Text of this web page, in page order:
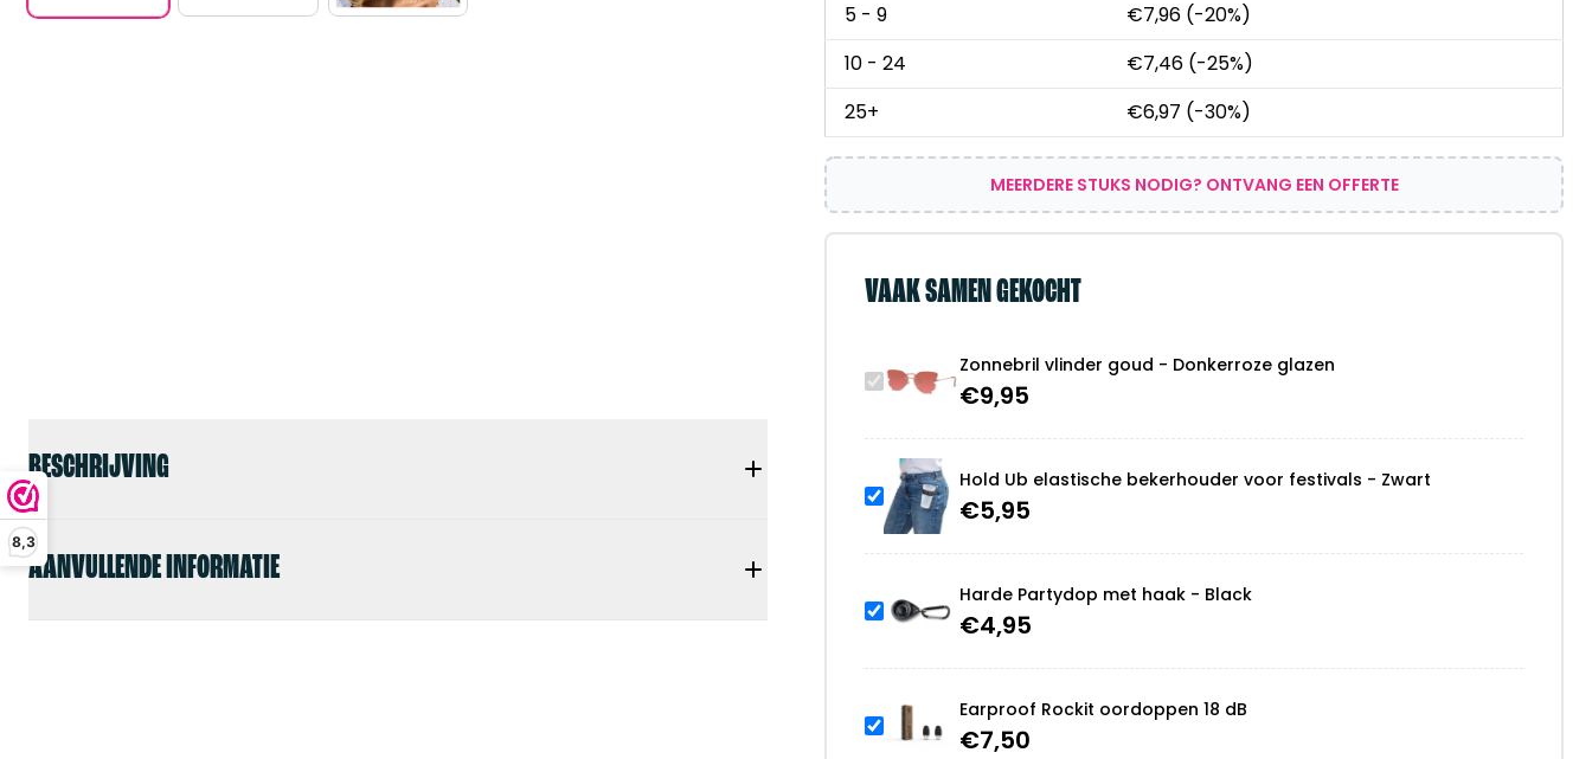
8,3
BESCHRIJVING
AANVULLENDE INFORMATIE
5 - 9
€7,96 (-20%)
10 - 24
€7,46 (-25%)
25+
€6,97 (-30%)
MEERDERE STUKS NODIG? ONTVANG EEN OFFERTE
VAAK SAMEN GEKOCHT
Zonnebril vlinder goud - Donkerroze glazen
€9,95
Hold Ub elastische bekerhouder voor festivals - Zwart
€5,95
Harde Partydop met haak - Black
€4,95
Earproof Rockit oordoppen 18 dB
€7,50